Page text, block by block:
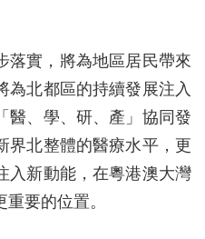
落實，將為地區居民帶來
為北都區的持續發展注入
醫、學、研、產」協同發
界北整體的醫療水平，更
入新動能，在粵港澳大灣
要的位置。